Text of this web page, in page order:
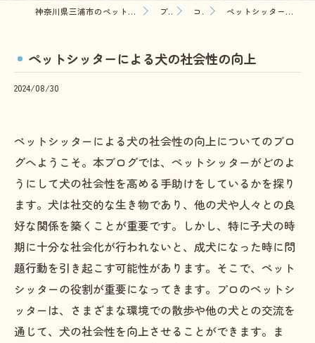
神奈川県三浦市のペットシッターならわんこといっしょ ブログ コラム ペットシッターによる犬の社会性の向上
ペットシッターによる犬の社会性の向上
2024/08/30
ペットシッターによる犬の社会性の向上についてのブロ
グへようこそ。本ブログでは、ペットシッターがどのよ
うにして犬の社会性を高める手助けをしているかを探り
ます。犬は社交的な生き物であり、他の犬や人々との良
好な関係を築くことが重要です。しかし、特に子犬の時
期に十分な社会化が行われないと、成犬になった時に問
題行動を引き起こす可能性があります。そこで、ペット
シッターの役割が重要になってきます。プロのペットシ
ッターは、さまざまな環境での散歩や他の犬との交流を
通じて、犬の社会性を向上させることができます。ま